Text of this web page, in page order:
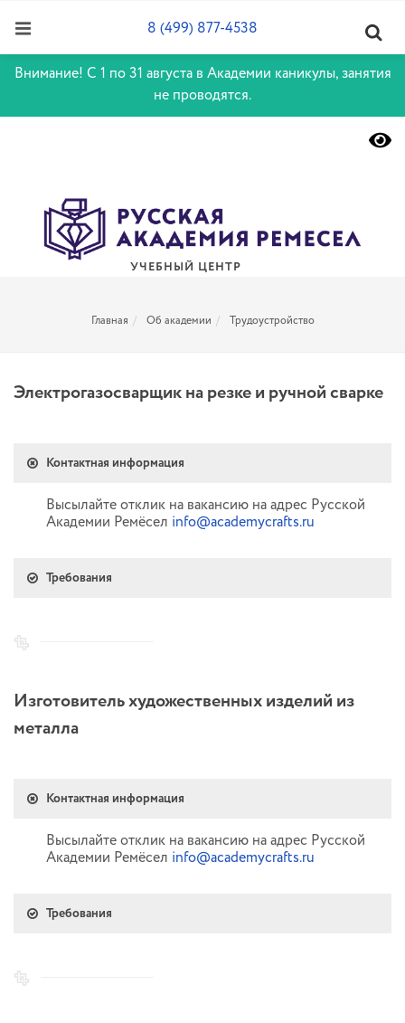
Внимание! С 1 по 31 августа в Академии каникулы, занятия
не проводятся.
УЧЕБНЫЙ ЦЕНТР
8 (499) 877-4538
Главная Об академии Трудоустройство
Электрогазосварщик на резке и ручной сварке
Контактная информация
Высылайте отклик на вакансию на адрес Русской
Академии Ремёсел info@academycrafts.ru
Требования
Изготовитель художественных изделий из
металла
Контактная информация
Высылайте отклик на вакансию на адрес Русской
Академии Ремёсел info@academycrafts.ru
Требования